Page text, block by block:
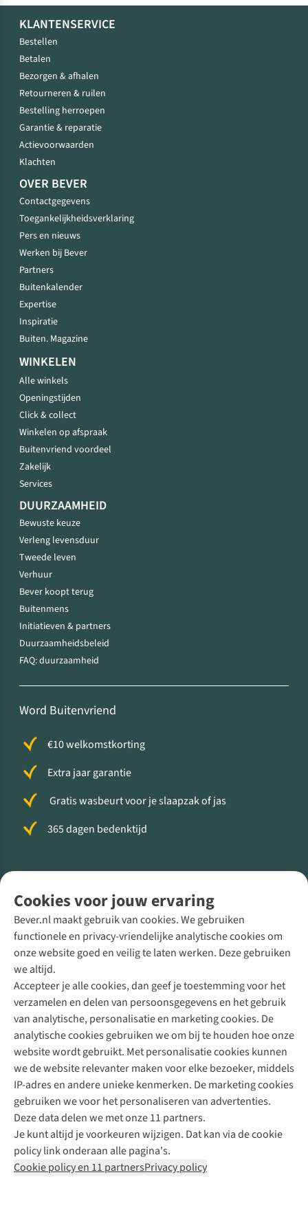
Cookies voor jouw ervaring
Bever.nl maakt gebruik van cookies. We gebruiken
functionele en privacy-vriendelijke analytische cookies om
onze website goed en veilig te laten werken. Deze gebruiken
we altijd.
Accepteer je alle cookies, dan geef je toestemming voor het
verzamelen en delen van persoonsgegevens en het gebruik
van analytische, personalisatie en marketing cookies. De
analytische cookies gebruiken we om bij te houden hoe onze
website wordt gebruikt. Met personalisatie cookies kunnen
we de website relevanter maken voor elke bezoeker, middels
IP-adres en andere unieke kenmerken. De marketing cookies
gebruiken we voor het personaliseren van advertenties.
Deze data delen we met onze 11 partners.
Je kunt altijd je voorkeuren wijzigen. Dat kan via de cookie
policy link onderaan alle pagina's.
Cookie policy en 11 partnersPrivacy policy
KLANTENSERVICE
Bestellen
Betalen
Bezorgen & afhalen
Retourneren & ruilen
Bestelling herroepen
Garantie & reparatie
Actievoorwaarden
Klachten
OVER BEVER
Contactgegevens
Toegankelijkheidsverklaring
Pers en nieuws
Werken bij Bever
Partners
Buitenkalender
Expertise
Inspiratie
Buiten. Magazine
WINKELEN
Alle winkels
Openingstijden
Click & collect
Winkelen op afspraak
Buitenvriend voordeel
Zakelijk
Services
DUURZAAMHEID
Bewuste keuze
Verleng levensduur
Tweede leven
Verhuur
Bever koopt terug
Buitenmens
Initiatieven & partners
Duurzaamheidsbeleid
FAQ: duurzaamheid
Word Buitenvriend
€10 welkomstkorting
Extra jaar garantie
Gratis wasbeurt voor je slaapzak of jas
365 dagen bedenktijd
Direct advies van een Buitenexpert
+31 (0)85 888 50 88
+31 6 12 28 49 80
Contactformulier